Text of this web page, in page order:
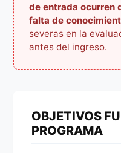
de entrada ocurren
falta de
severas en la
antes del ingreso.
OBJETIVOS
PROGRAMA